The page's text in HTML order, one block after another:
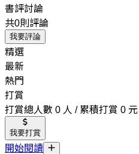
書評討論
共0則評論
我要評論
精選
最新
熱門
打賞
打賞總人數 0 人 / 累積打賞 0 元
我要打賞
開始閱讀